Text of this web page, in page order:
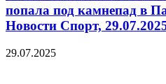
попала под камнепад в
Новости Спорт,
29.07.2025